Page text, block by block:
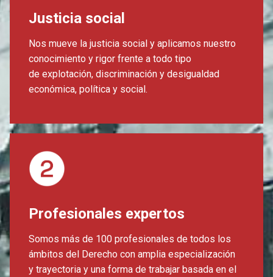
Justicia social
Nos mueve la justicia social y aplicamos nuestro
conocimiento y rigor frente a todo tipo
de explotación, discriminación y desigualdad
económica, política y social.
Profesionales expertos
Somos más de 100 profesionales de todos los
ámbitos del Derecho con amplia especialización
y trayectoria y una forma de trabajar basada en el